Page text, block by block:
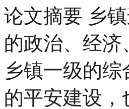
论文摘要 乡
的政治、经
乡镇一级的
的平安建设